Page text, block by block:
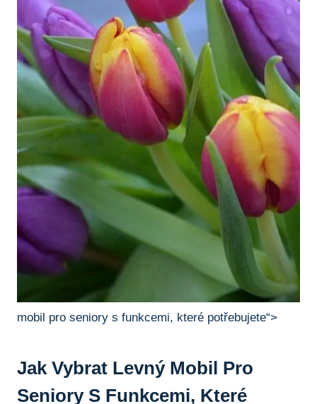
mobil pro seniory⁢ s funkcemi, které potřebujete“>
Jak ‌vybrat Levný Mobil Pro
Seniory​ S Funkcemi, Které